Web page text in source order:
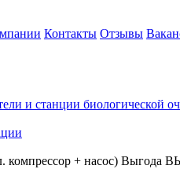
Контакты Отзывы
и станции биологической
компрессор + насос) Выгода